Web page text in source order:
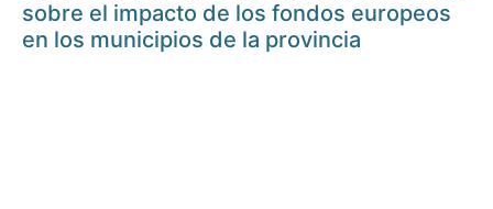
sobre el impacto de los fondos europeos
en los municipios de la provincia